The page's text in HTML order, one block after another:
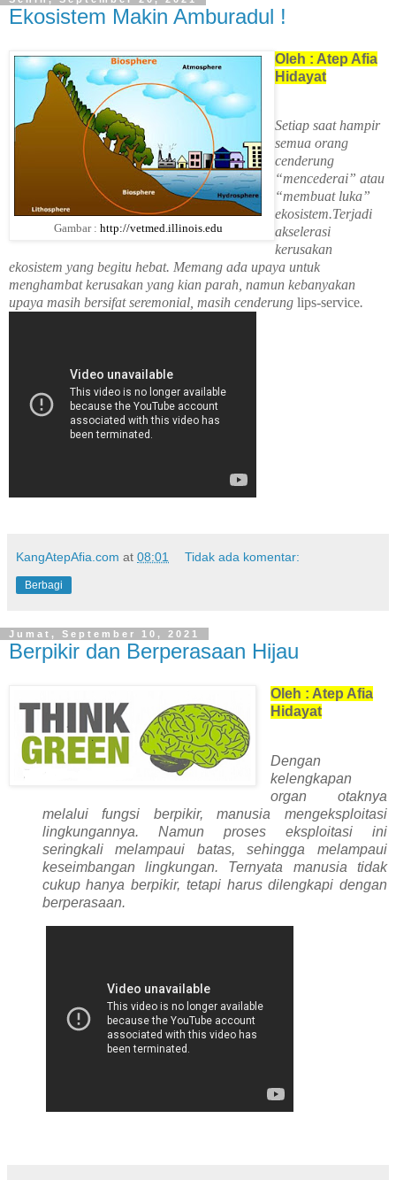
Ekosistem Makin Amburadul !
Gambar : http://vetmed.illinois.edu
Oleh : Atep Afia
Hidayat
Setiap saat hampir
semua orang
cenderung
“mencederai” atau
“membuat luka”
ekosistem.Terjadi
akselerasi
kerusakan
ekosistem yang begitu hebat. Memang ada upaya untuk
menghambat kerusakan yang kian parah, namun kebanyakan
upaya masih bersifat seremonial, masih cenderung lips-service.
KangAtepAfia.com at 08:01 Tidak ada komentar:
Berbagi
Jumat, September 10, 2021
Berpikir dan Berperasaan Hijau
Oleh : Atep Afia
Hidayat
Dengan
kelengkapan
organ otaknya
melalui fungsi berpikir, manusia mengeksploitasi
lingkungannya. Namun proses eksploitasi ini
seringkali melampaui batas, sehingga melampaui
keseimbangan lingkungan. Ternyata manusia tidak
cukup hanya berpikir, tetapi harus dilengkapi dengan
berperasaan.